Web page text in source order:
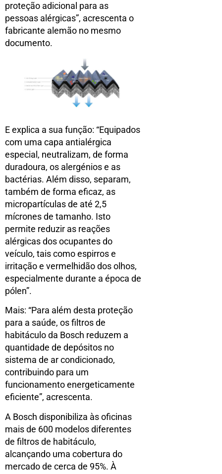
proteção adicional para as
pessoas alérgicas”, acrescenta o
fabricante alemão no mesmo
documento.
E explica a sua função: “Equipados
com uma capa antialérgica
especial, neutralizam, de forma
duradoura, os alergénios e as
bactérias. Além disso, separam,
também de forma eficaz, as
micropartículas de até 2,5
mícrones de tamanho. Isto
permite reduzir as reações
alérgicas dos ocupantes do
veículo, tais como espirros e
irritação e vermelhidão dos olhos,
especialmente durante a época de
pólen”.
Mais: “Para além desta proteção
para a saúde, os filtros de
habitáculo da Bosch reduzem a
quantidade de depósitos no
sistema de ar condicionado,
contribuindo para um
funcionamento energeticamente
eficiente”, acrescenta.
A Bosch disponibiliza às oficinas
mais de 600 modelos diferentes
de filtros de habitáculo,
alcançando uma cobertura do
mercado de cerca de 95%. À